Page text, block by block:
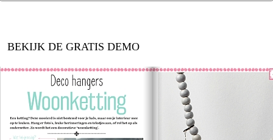
BEKIJK DE GRATIS DEMO